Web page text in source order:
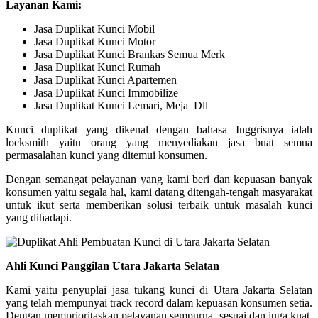
Layanan Kami:
Jasa Duplikat Kunci Mobil
Jasa Duplikat Kunci Motor
Jasa Duplikat Kunci Brankas Semua Merk
Jasa Duplikat Kunci Rumah
Jasa Duplikat Kunci Apartemen
Jasa Duplikat Kunci Immobilize
Jasa Duplikat Kunci Lemari, Meja Dll
Kunci duplikat yang dikenal dengan bahasa Inggrisnya ialah
locksmith yaitu orang yang menyediakan jasa buat semua
permasalahan kunci yang ditemui konsumen.
Dengan semangat pelayanan yang kami beri dan kepuasan banyak
konsumen yaitu segala hal, kami datang ditengah-tengah masyarakat
untuk ikut serta memberikan solusi terbaik untuk masalah kunci
yang dihadapi.
Ahli Kunci Panggilan Utara Jakarta Selatan
Kami yaitu penyuplai jasa tukang kunci di Utara Jakarta Selatan
yang telah mempunyai track record dalam kepuasan konsumen setia.
Dengan memprioritaskan pelayanan sempurna, sesuai dan juga kuat,